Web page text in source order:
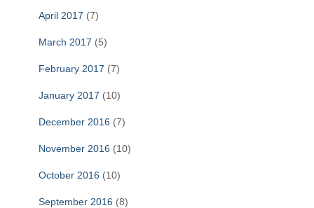
April 2017 (7)
March 2017 (5)
February 2017 (7)
January 2017 (10)
December 2016 (7)
November 2016 (10)
October 2016 (10)
September 2016 (8)